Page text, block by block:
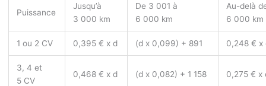
Puissance
Jusqu’à
3 000 km
De 3 001 à
6 000 km
Au-delà
6 000 km
1 ou 2 CV 0,395 € x d (d x 0,099) + 891 0,248 € x
3, 4 et
5 CV
0,468 € x d (d x 0,082) + 1 158 0,275 € x